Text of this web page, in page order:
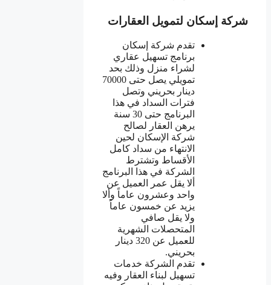
شركة إسكان لتمويل العقارات
تقدم شركة إسكان
برنامج تسهيل عقاري
لشراء منزل وذلك بحد
تمويلي يصل حتى 70000
دينار بحريني وتصل
فترات السداد في هذا
البرنامج حتى 30 سنة
يرهن العقار لصالح
شركة الإسكان لحين
الانتهاء من سداد كامل
الأقساط وتشترط
الشركة في هذا البرنامج
ألا يقل عمر العميل عن
واحد وعشرون عاماً وألا
يزيد عن خمسون عاماً
ولا يقل صافي
المتحصلات الشهرية
للعميل عن 320 دينار
بحريني.
تقدم الشركة خدمات
تسهيل لبناء العقار وفيه